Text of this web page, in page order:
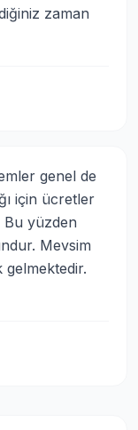
zaman
genel de
için ücretler
Bu yüzden
Mevsim
gelmektedir.